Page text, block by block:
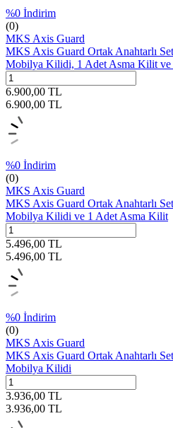
%0 İndirim
(0)
MKS Axis Guard
MKS Axis Guard Ortak Anahtarlı
Mobilya Kilidi, 1 Adet Asma Kilit ve
6.900,00 TL
6.900,00 TL
%0 İndirim
(0)
MKS Axis Guard
MKS Axis Guard Ortak Anahtarlı
Mobilya Kilidi ve 1 Adet Asma Kilit
5.496,00 TL
5.496,00 TL
%0 İndirim
(0)
MKS Axis Guard
MKS Axis Guard Ortak Anahtarlı
Mobilya Kilidi
3.936,00 TL
3.936,00 TL